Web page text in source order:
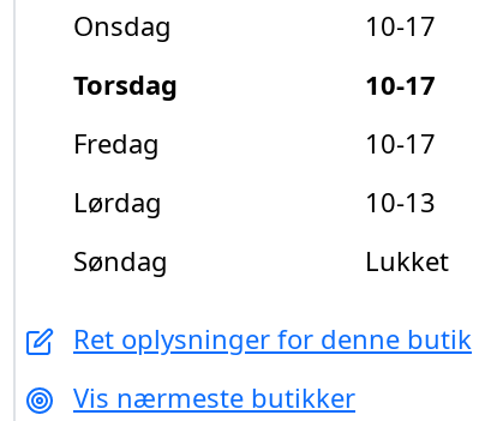
Onsdag
10-17
Torsdag
10-17
Fredag
10-17
Lørdag
10-13
Søndag
Lukket
Ret oplysninger for denne butik
Vis nærmeste butikker